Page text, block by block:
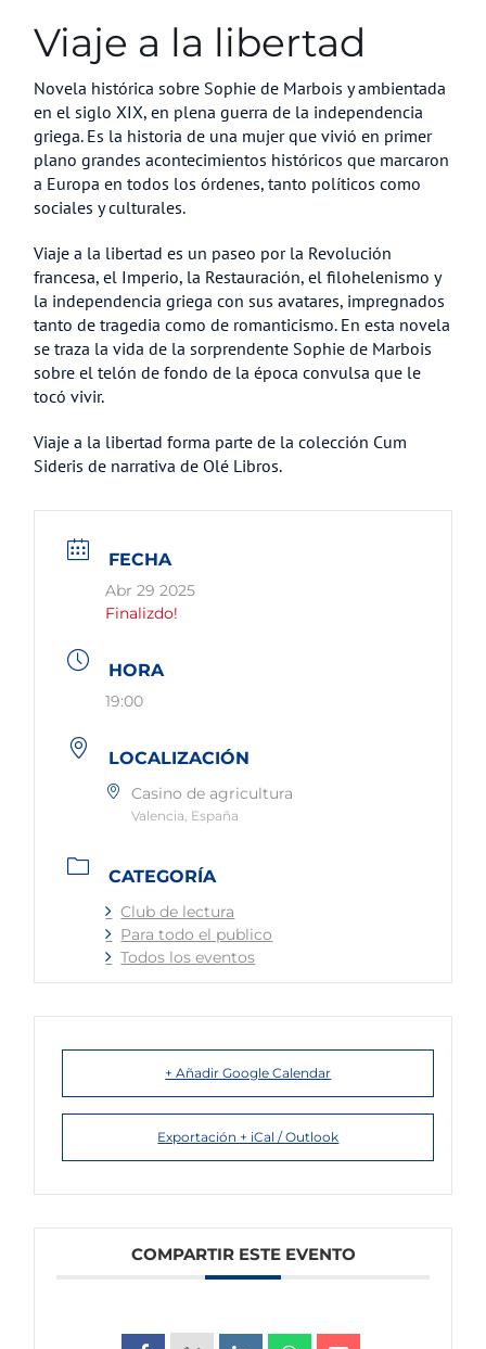
Viaje a la libertad
Novela histórica sobre Sophie de Marbois y ambientada
en el siglo XIX, en plena guerra de la independencia
griega. Es la historia de una mujer que vivió en primer
plano grandes acontecimientos históricos que marcaron
a Europa en todos los órdenes, tanto políticos como
sociales y culturales.
Viaje a la libertad es un paseo por la Revolución
francesa, el Imperio, la Restauración, el filohelenismo y
la independencia griega con sus avatares, impregnados
tanto de tragedia como de romanticismo. En esta novela
se traza la vida de la sorprendente Sophie de Marbois
sobre el telón de fondo de la época convulsa que le
tocó vivir.
Viaje a la libertad forma parte de la colección Cum
Sideris de narrativa de Olé Libros.
FECHA
Abr 29 2025
Finalizdo!
HORA
19:00
LOCALIZACIÓN
Casino de agricultura
Valencia, España
CATEGORÍA
Club de lectura
Para todo el publico
Todos los eventos
+ Añadir Google Calendar
Exportación + iCal / Outlook
COMPARTIR ESTE EVENTO